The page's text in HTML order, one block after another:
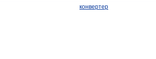
конвертер